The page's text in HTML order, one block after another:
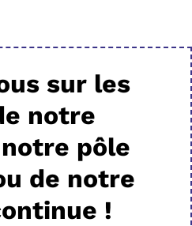
sur les
notre
pôle
de notre
!